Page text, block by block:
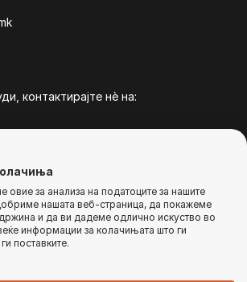
контактирајте нѐ на:
права се задржани
овие за анализа на податоците за нашите
нашата веб-страница, да покажеме
и да ви дадеме одлично искуство во
информации за колачињата што ги
поставките.